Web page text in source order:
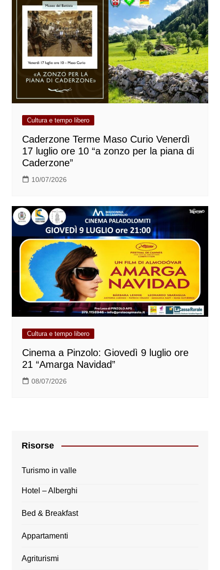
Cultura e tempo libero
Caderzone Terme Maso Curio Venerdì
17 luglio ore 10 “a zonzo per la piana di
Caderzone”
10/07/2026
Cultura e tempo libero
Cinema a Pinzolo: Giovedì 9 luglio ore
21 “Amarga Navidad”
08/07/2026
Risorse
Turismo in valle
Hotel – Alberghi
Bed & Breakfast
Appartamenti
Agriturismi